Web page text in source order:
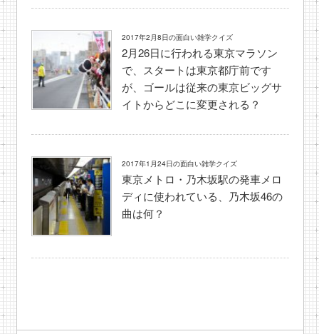
2017年2月8日の面白い雑学クイズ
2月26日に行われる東京マラソン
で、スタートは東京都庁前です
が、ゴールは従来の東京ビッグサ
イトからどこに変更される？
2017年1月24日の面白い雑学クイズ
東京メトロ・乃木坂駅の発車メロ
ディに使われている、乃木坂46の
曲は何？